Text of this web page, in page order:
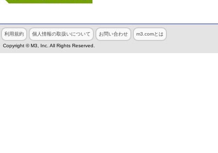
利用規約 個人情報の取扱いについて お問い合わせ m3.comとは
Copyright © M3, Inc. All Rights Reserved.